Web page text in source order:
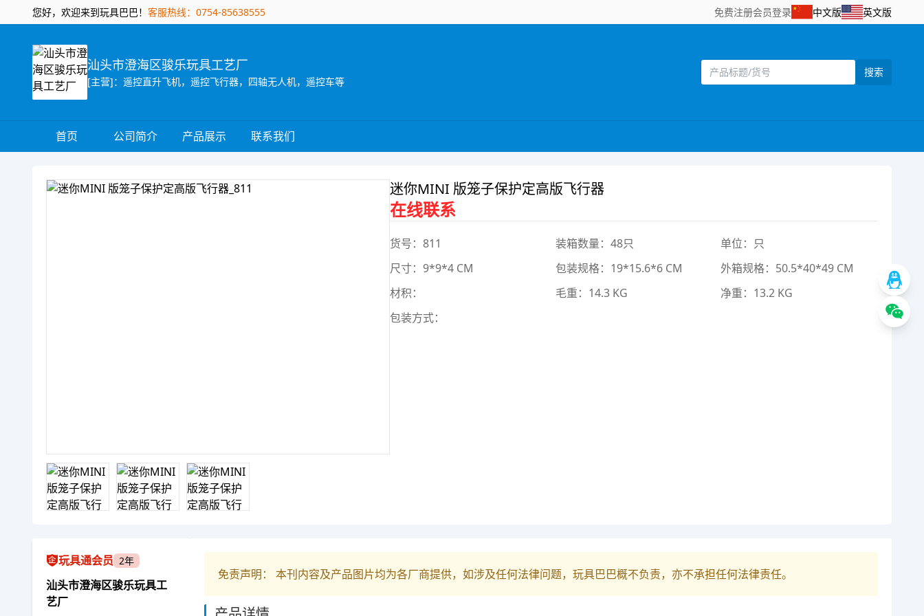
您好，欢迎来到玩具巴巴！ 客服热线：0754-85638555 免费注册会员登录 中文版 英文版
汕头市澄海区骏乐玩具工艺厂
[主营]：遥控直升飞机，遥控飞行器，四轴无人机，遥控车等
搜索
首页 公司简介 产品展示 联系我们
迷你MINI 版笼子保护定高版飞行器
在线联系
货号：811 装箱数量：48只
单位：只
尺寸：9*9*4 CM
包装规格：19*15.6*6 CM
外箱规格：50.5*40*49 CM
材积：
毛重：14.3 KG
净重：13.2 KG
包装方式：
玩具通会员 2年
汕头市澄海区骏乐玩具工
艺厂
免责声明： 本刊内容及产品图片均为各厂商提供，如涉及任何法律问题，玩具巴巴概不负责，亦不承担任何法律责任。